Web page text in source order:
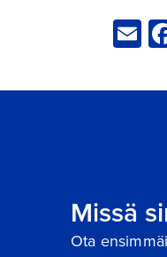
Missä
Ota